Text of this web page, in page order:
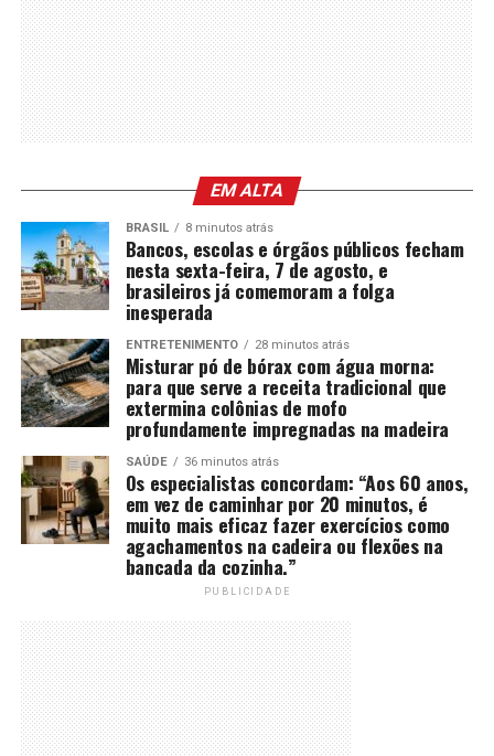
EM ALTA
BRASIL 8 minutos atrás
Bancos, escolas e órgãos públicos fecham
nesta sexta-feira, 7 de agosto, e
brasileiros já comemoram a folga
inesperada
ENTRETENIMENTO 28 minutos atrás
Misturar pó de bórax com água morna:
para que serve a receita tradicional que
extermina colônias de mofo
profundamente impregnadas na madeira
SAÚDE 36 minutos atrás
Os especialistas concordam: “Aos 60 anos,
em vez de caminhar por 20 minutos, é
muito mais eficaz fazer exercícios como
agachamentos na cadeira ou flexões na
bancada da cozinha.”
PUBLICIDADE